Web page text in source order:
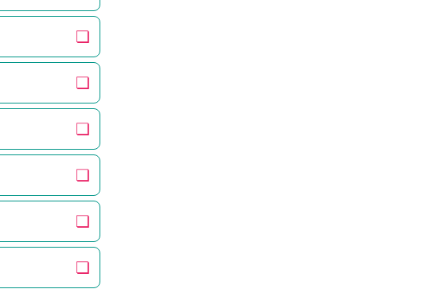
❏
❏
❏
❏
❏
❏